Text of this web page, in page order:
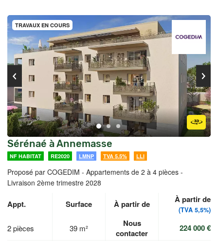
TRAVAUX EN COURS
Sérénaé à Annemasse
NF HABITAT RE2020 LMNP TVA 5.5% LLI
Proposé par COGEDIM - Appartements de 2 à 4 pièces -
Livraison 2ème trimestre 2028
Appt. Surface À partir de À partir de
(TVA 5,5%)
2 pièces 39 m²
Nous
contacter
224 000 €